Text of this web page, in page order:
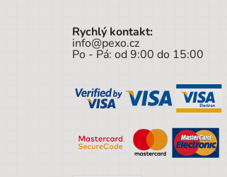
Rychlý kontakt:
info@pexo.cz
Po - Pá: od 9:00 do 15:00